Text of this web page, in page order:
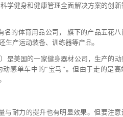
学健身和健康管理全面解决方案的创新
名的体育用品公司， 旗下的产品五花八
生产运动装备、训练器等产品。
是美国的一家健身器材公司，生产的动
感单车中的“宝马”。但由于走的是高
与耐力的提升也有明显效果。但要注意